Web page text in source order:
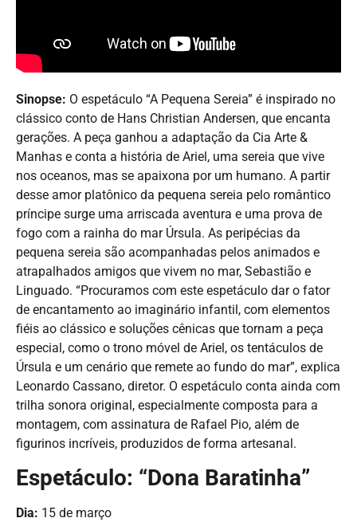
Sinopse: O espetáculo “A Pequena Sereia” é inspirado no
clássico conto de Hans Christian Andersen, que encanta
gerações. A peça ganhou a adaptação da Cia Arte &
Manhas e conta a história de Ariel, uma sereia que vive
nos oceanos, mas se apaixona por um humano. A partir
desse amor platônico da pequena sereia pelo romântico
príncipe surge uma arriscada aventura e uma prova de
fogo com a rainha do mar Úrsula. As peripécias da
pequena sereia são acompanhadas pelos animados e
atrapalhados amigos que vivem no mar, Sebastião e
Linguado. “Procuramos com este espetáculo dar o fator
de encantamento ao imaginário infantil, com elementos
fiéis ao clássico e soluções cênicas que tornam a peça
especial, como o trono móvel de Ariel, os tentáculos de
Úrsula e um cenário que remete ao fundo do mar”, explica
Leonardo Cassano, diretor. O espetáculo conta ainda com
trilha sonora original, especialmente composta para a
montagem, com assinatura de Rafael Pio, além de
figurinos incríveis, produzidos de forma artesanal.
Espetáculo: “Dona Baratinha”
Dia: 15 de março